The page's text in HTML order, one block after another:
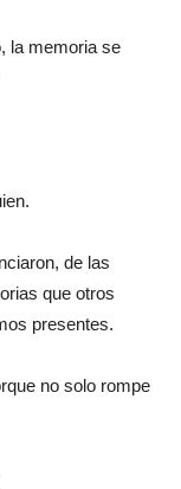
la memoria se
de las
que otros
presentes.
no solo rompe